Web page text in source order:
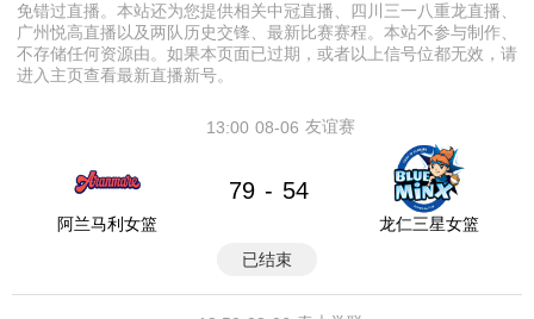
免错过直播。本站还为您提供相关中冠直播、四川三一八重龙直播、
广州悦高直播以及两队历史交锋、最新比赛赛程。本站不参与制作、
不存储任何资源由。如果本页面已过期，或者以上信号位都无效，请
进入主页查看最新直播新号。
08-06
13:00 友谊赛
阿兰马利女篮
79 - 54
龙仁三星女篮
已结束